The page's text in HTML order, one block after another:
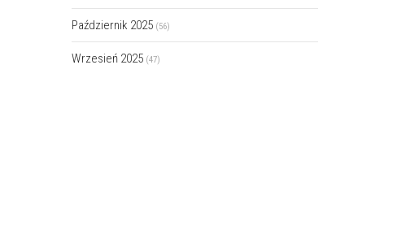
Październik 2025 (56)
Wrzesień 2025 (47)